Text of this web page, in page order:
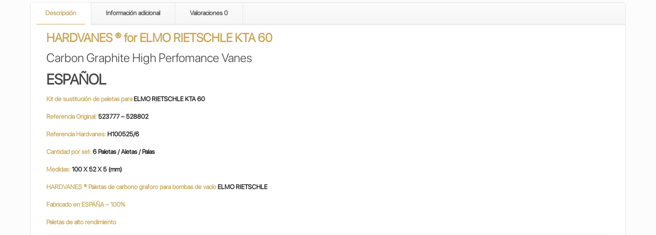
Descripción Información adicional Valoraciones 0
HARDVANES ® for ELMO RIETSCHLE KTA 60
Carbon Graphite High Perfomance Vanes
ESPAÑOL
Kit de sustitución de paletas para ELMO RIETSCHLE KTA 60
Referencia Original: 523777 – 528802
Referencia Hardvanes: H100525/6
Cantidad por set:6 Paletas / Aletas / Palas
Medidas: 100 X 52 X 5 (mm)
HARDVANES ® Paletas de carbono graforo para bombas de vacío ELMO RIETSCHLE
Fabricado en ESPAÑA – 100%
Paletas de alto rendimiento